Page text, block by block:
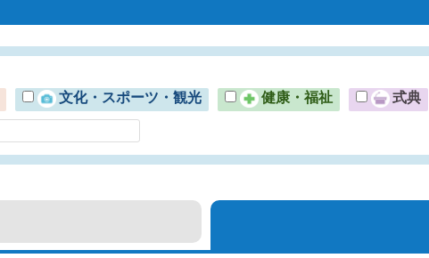
文化・スポーツ・観光 健康・福祉 式典